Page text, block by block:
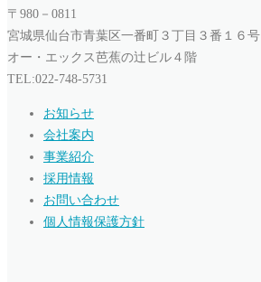
〒980－0811
宮城県仙台市青葉区一番町３丁目３番１６号
オー・エックス芭蕉の辻ビル４階
TEL:022-748-5731
お知らせ
会社案内
事業紹介
採用情報
お問い合わせ
個人情報保護方針